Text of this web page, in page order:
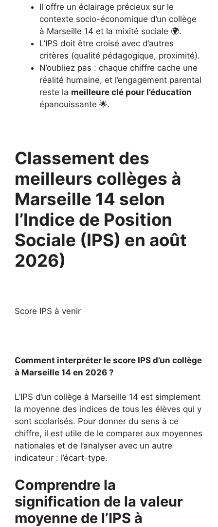
Il offre un éclairage précieux sur le
contexte socio-économique d’un collège
à Marseille 14 et la mixité sociale 🌍.
L’IPS doit être croisé avec d’autres
critères (qualité pédagogique, proximité).
N’oubliez pas : chaque chiffre cache une
réalité humaine, et l’engagement parental
reste la meilleure clé pour l’éducation
épanouissante 🌟.
Classement des
meilleurs collèges à
Marseille 14 selon
l’Indice de Position
Sociale (IPS) en août
2026)
Score IPS à venir
Comment interpréter le score IPS d’un collège
à Marseille 14 en 2026 ?
L’IPS d’un collège à Marseille 14 est simplement
la moyenne des indices de tous les élèves qui y
sont scolarisés. Pour donner du sens à ce
chiffre, il est utile de le comparer aux moyennes
nationales et de l’analyser avec un autre
indicateur : l’écart-type.
Comprendre la
signification de la valeur
moyenne de l’IPS à